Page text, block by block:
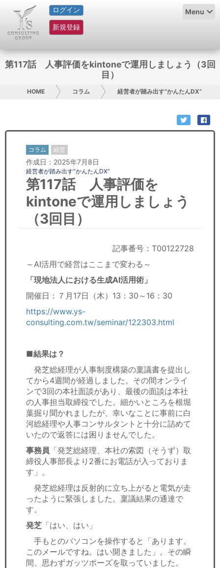
ログイン
新規登録
Menu
HOME
サービス紹介
コラム
お問い合わせ
日本人にPR
コンサルティング
リサーチ
セミナー
労務顧問
ＩＴ
飲食店情報
第117話 人事評価をkintoneで運用しましょう（3回
目）
HOME コラム 経営者が踏み出す”かんたんDX”
コラム 経営
作成日：2025年7月8日
経営者が踏み出す”かんたんDX”
第117話 人事評価を
kintoneで運用しましょう
（3回目）
記事番号：T00122728
～AI活用で経営はここまで変わる～
「現地法人における生成AI活用術」
開催日：７月17日（木）13：30～16：30
https://www.ys-
consulting.com.tw/seminar/122303.html
■結果は？
発芝総経理が人事制度構築の稟議書を提出し
てから4週間が経過しました。その間オンライ
ンで3回の本社面談があり、最後の面談は本社
の人事担当取締役でした。細かいところを根堀
葉掘り聞かれましたが、幸いなことに事前に白
河総経理や人事コンサルタントと十分に詰めて
いたので返答には困りませんでした。
事務員 「発芝総経理、本社の索図（そうず）取
締役人事部長より2番にお電話が入っておりま
す」。
発芝総経理は反射的に立ち上がると電気が走
ったように緊張しました。稟議結果の通達で
す。
発芝 「はい、はい」
手もとのパソコンを操作すると「あります。
このメールですね。はい開きました」。その瞬
間、思わずガッツポーズを取っていました。